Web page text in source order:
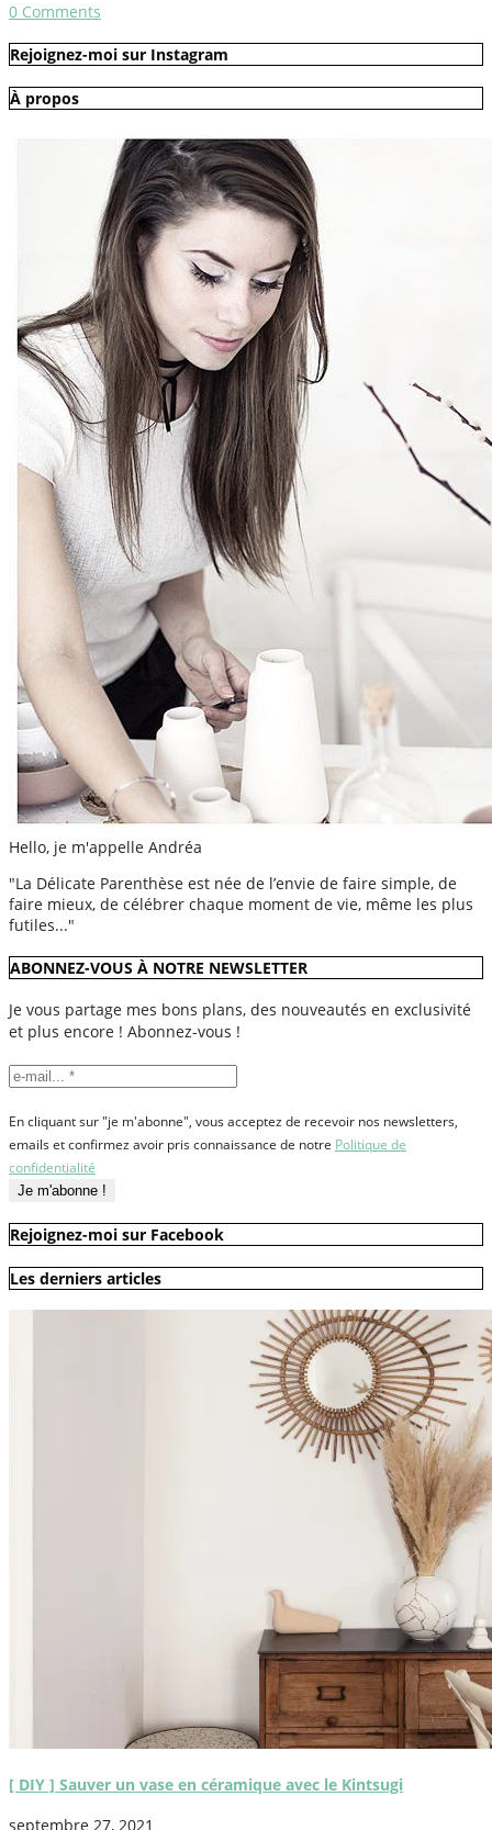
0 Comments
Rejoignez-moi sur Instagram
À propos
Hello, je m'appelle Andréa
"La Délicate Parenthèse est née de l’envie de faire simple, de
faire mieux, de célébrer chaque moment de vie, même les plus
futiles..."
ABONNEZ-VOUS À NOTRE NEWSLETTER
Je vous partage mes bons plans, des nouveautés en exclusivité
et plus encore ! Abonnez-vous !
En cliquant sur "je m'abonne", vous acceptez de recevoir nos newsletters,
emails et confirmez avoir pris connaissance de notre Politique de
confidentialité
Rejoignez-moi sur Facebook
Les derniers articles
[ DIY ] Sauver un vase en céramique avec le Kintsugi
septembre 27, 2021